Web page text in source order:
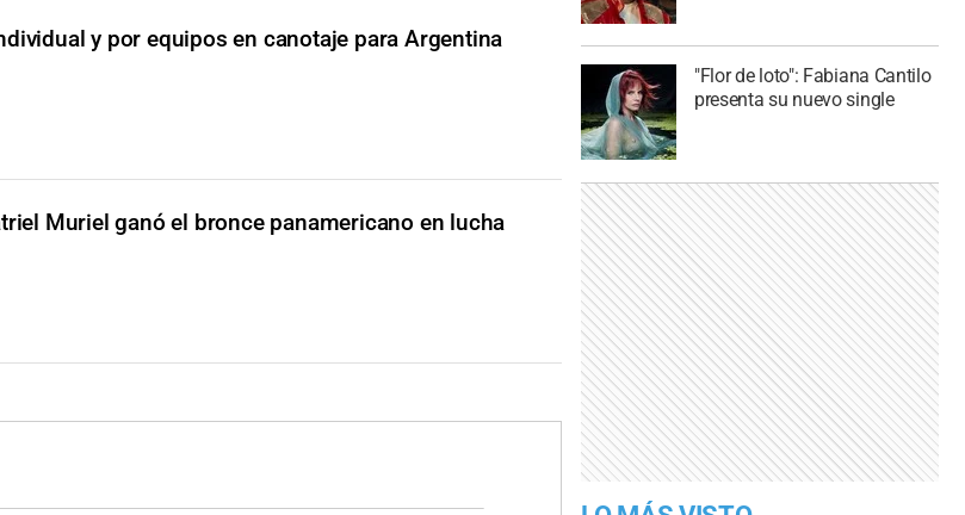
y por equipos en canotaje para Argentina
Muriel ganó el bronce panamericano en lucha
"Flor de loto": Fabiana Cantilo
presenta su nuevo single